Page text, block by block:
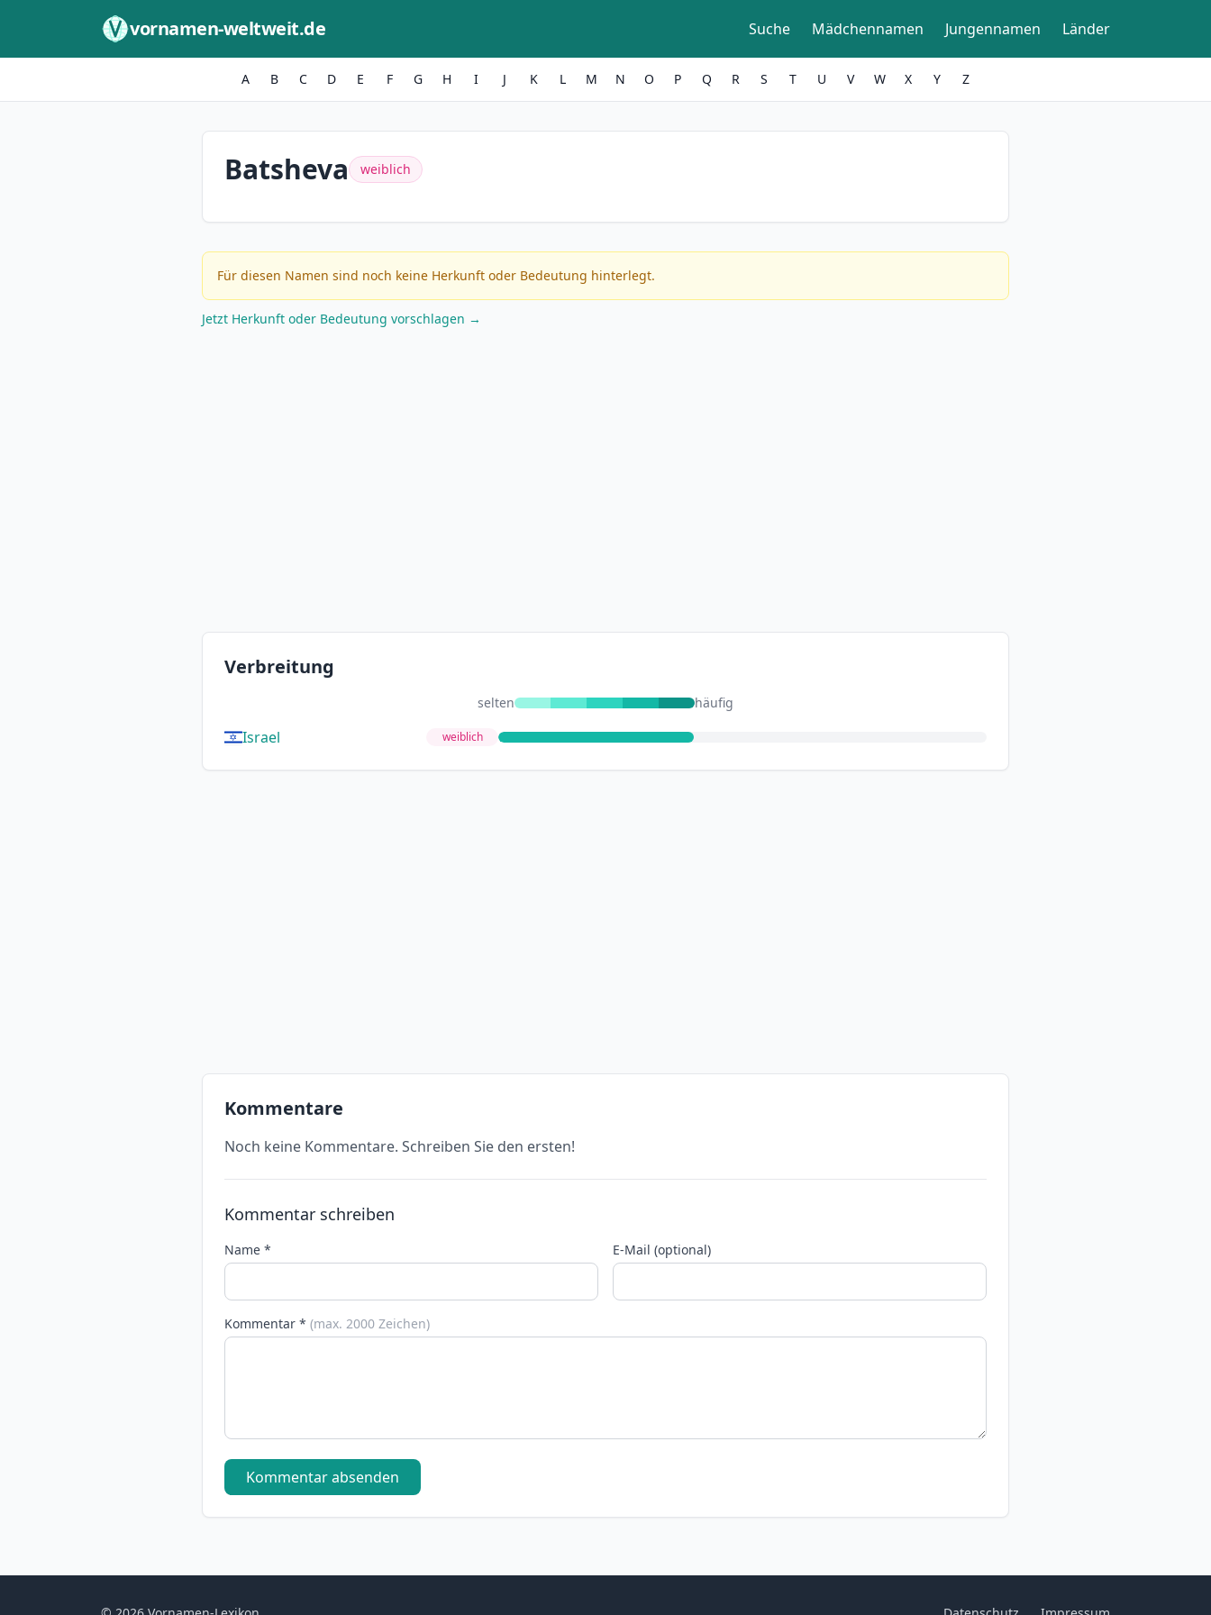
vornamen-weltweit.de Suche Mädchennamen Jungennamen Länder
A B C D E F G H I J K L M N O P Q R S T U V W X Y Z
Batsheva weiblich
Für diesen Namen sind noch keine Herkunft oder Bedeutung hinterlegt.
Jetzt Herkunft oder Bedeutung vorschlagen →
Verbreitung
selten häufig
Israel weiblich
Kommentare
Noch keine Kommentare. Schreiben Sie den ersten!
Kommentar schreiben
Name * E-Mail (optional)
Kommentar * (max. 2000 Zeichen)
Kommentar absenden